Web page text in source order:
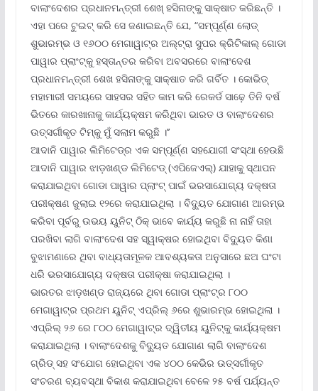
ବାଲାଂଦେଶର ପ୍ରଧାନମନ୍ତ୍ରୀ ଶେଖ୍ ହସିନାଙ୍କୁ ସାକ୍ଷାତ କରିଛନ୍ତି ।
ଏହା ପରେ ଟୁଇଟ୍ କରି ସେ ଜଣାଇଛନ୍ତି ଯେ, “ସମ୍ପୂର୍ଣ୍ଣ ଲୋଡ୍
ଶୁଭାରମ୍ଭ ଓ ୧୬୦୦ ମେଗାୱାଟ୍‌ର ଅଲ୍‌ଟ୍ରା ସୁପର କ୍ରିଟିକାଲ୍ ଗୋଡା
ପାୱାର ପ୍ଲାଂଟ୍‌କୁ ହସ୍ତାନ୍ତର କରିବା ଅବସରରେ ବାଲାଂଦେଶ
ପ୍ରଧାନମନ୍ତ୍ରୀ ଶେଖ ହସିନାଙ୍କୁ ସାକ୍ଷାତ କରି ଗର୍ବିତ । କୋଭିଡ୍
ମହାମାରୀ ସମୟରେ ସାହସର ସହିତ କାମ କରି ରେକର୍ଡ ସାଢ଼େ ତିନି ବର୍ଷ
ଭିତରେ କାରଖାନାକୁ କାର୍ଯ୍ୟକ୍ଷମ କରିଥିବା ଭାରତ ଓ ବାଲାଂଦେଶର
ଉତ୍ସର୍ଗୀକୃତ ଟିମ୍‌କୁ ମୁଁ ସଲାମ କରୁଛି ।’’
ଆଦାନି ପାୱାର ଲିମିଟେଡ୍‌ର ଏକ ସମ୍ପୂର୍ଣ୍ଣ ସହଯୋଗୀ ସଂସ୍ଥା ହେଉଛି
ଆଦାନି ପାୱାର ଝାଡ଼ଖଣ୍ଡ ଲିମିଟେଡ୍ (ଏପିଜେଏଲ୍‌) ଯାହାକୁ ସ୍ଥାପନ
କରାଯାଇଥିବା ଗୋଡା ପାୱାର ପ୍ଲାଂଟ୍ ପାଇଁ ଭରସାଯୋଗ୍ୟ ଦକ୍ଷତା
ପରୀକ୍ଷଣ ଜୁଲାଇ ୧୨ରେ କରାଯାଇଥିଲା । ବିଦ୍ୟୁତ ଯୋଗାଣ ଆରମ୍ଭ
କରିବା ପୂର୍ବରୁ ଉଭୟ ୟୁନିଟ୍ ଠିକ୍ ଭାବେ କାର୍ଯ୍ୟ କରୁଛି ନା ନାହିଁ ତାହା
ପରଖିବା ଲାଗି ବାଲାଂଦେଶ ସହ ସ୍ୱାକ୍ଷର ହୋଇଥିବା ବିଦ୍ୟୁତ କିଣା
ବୁଝାମଣାରେ ଥିବା ବାଧ୍ୟତାମୂଳକ ଆବଶ୍ୟକତା ଅନୁସାରେ ଛଅ ଘଂଟା
ଧରି ଭରସାଯୋଗ୍ୟ ଦକ୍ଷତା ପରୀକ୍ଷା କରାଯାଇଥିଲା ।
ଭାରତର ଝାଡ଼ଖଣ୍ଡ ରାଜ୍ୟରେ ଥିବା ଗୋଡା ପ୍ଲାଂଟ୍‌ର ୮୦୦
ମେଗାୱାଟ୍‌ର ପ୍ରଥମ ୟୁନିଟ୍ ଏପ୍ରିଲ୍ ୬ରେ ଶୁଭାରମ୍ଭ ହୋଇଥିଲା ।
ଏପ୍ରିଲ୍ ୨୬ ରେ ୮୦୦ ମେଗାୱାଟ୍‌ର ଦ୍ୱିତୀୟ ୟୁନିଟ୍‌କୁ କାର୍ଯ୍ୟକ୍ଷମ
କରାଯାଇଥିଲା । ବାଲାଂଦେଶକୁ ବିଦ୍ୟୁତ ଯୋଗାଣ ଲାଗି ବାଲାଂଦେଶ
ଗ୍ରିଡ୍ ସହ ସଂଯୋଗ ହୋଇଥିବା ଏକ ୪୦୦ କେଭିର ଉତ୍ସର୍ଗୀକୃତ
ସଂଚରଣ ବ୍ୟବସ୍ଥା ବିକାଶ କରାଯାଇଥିବା ବେଳେ ୨୫ ବର୍ଷ ପର୍ଯ୍ୟନ୍ତ